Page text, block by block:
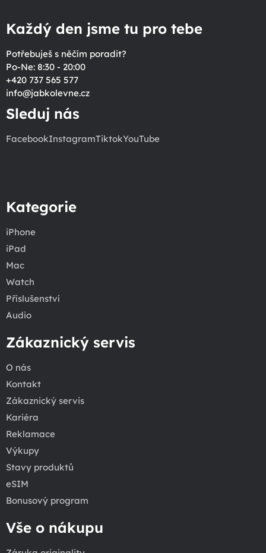
Každý den jsme tu pro tebe
Potřebuješ s něčím poradit?
Po-Ne: 8:30 - 20:00
+420 737 565 577
info@jabkolevne.cz
Sleduj nás
FacebookInstagramTiktokYouTube
Kategorie
iPhone
iPad
Mac
Watch
Příslušenství
Audio
Zákaznický servis
O nás
Kontakt
Zákaznický servis
Kariéra
Reklamace
Výkupy
Stavy produktů
eSIM
Bonusový program
Vše o nákupu